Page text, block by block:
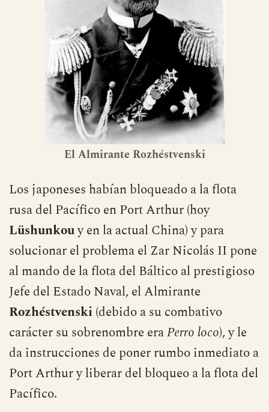
El Almirante Rozhéstvenski
Los japoneses habían bloqueado a la flota
rusa del Pacífico en Port Arthur (hoy
Lüshunkouy en la actual China) y para
solucionar el problema el Zar Nicolás II pone
al mando de la flota del Báltico al prestigioso
Jefe del Estado Naval, el Almirante
Rozhéstvenski(debido a su combativo
carácter su sobrenombre eraPerro loco), y le
da instrucciones de poner rumbo inmediato a
Port Arthur y liberar del bloqueo a la flota del
Pacífico.